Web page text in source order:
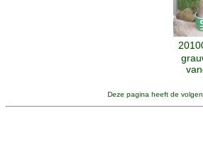
Deze pagina heeft de